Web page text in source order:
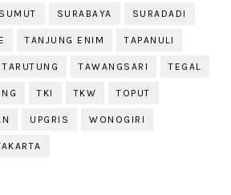
SUMUT SURABAYA SURADADI
TANJUNG ENIM TAPANULI
TARUTUNG TAWANGSARI TEGAL
TKI TKW TOPUT
UPGRIS WONOGIRI